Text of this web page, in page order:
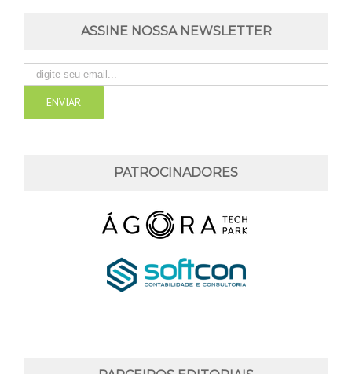
ASSINE NOSSA NEWSLETTER
PATROCINADORES